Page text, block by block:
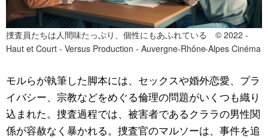
捜査員たちは人間味たっぷり、個性にもあふれている © 2022 -
Haut et Court - Versus Production - Auvergne-Rhône-Alpes Cinéma
モルらが執筆した脚本には、セックスや婚外恋愛、プラ
イバシー、宗教などをめぐる倫理の問題がいくつも織り
込まれた。捜査過程では、被害者であるクララの男性関
係が容赦なく暴かれる。捜査官のマルソーは、事件を追